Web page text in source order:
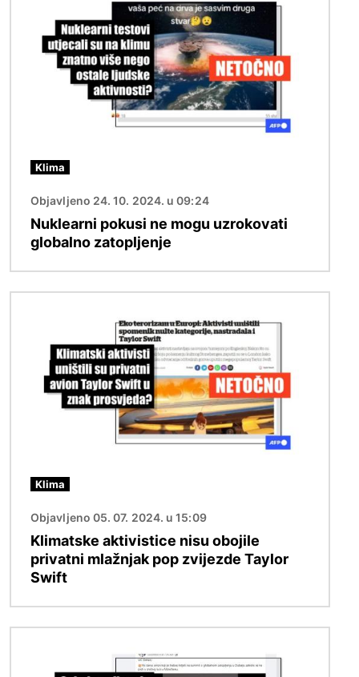
Klima
Objavljeno 24. 10. 2024. u 09:24
Nuklearni pokusi ne mogu uzrokovati
globalno zatopljenje
Klima
Objavljeno 05. 07. 2024. u 15:09
Klimatske aktivistice nisu obojile
privatni mlažnjak pop zvijezde Taylor
Swift